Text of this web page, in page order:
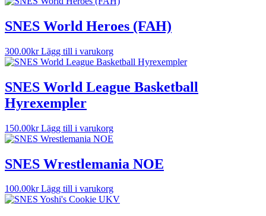
SNES World Heroes (FAH)
300.00kr Lägg till i varukorg
SNES World League Basketball
Hyrexempler
150.00kr Lägg till i varukorg
SNES Wrestlemania NOE
100.00kr Lägg till i varukorg